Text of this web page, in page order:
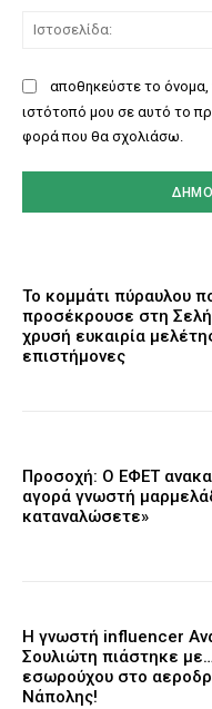
αποθηκεύστε το όνομα,
ιστότοπό μου σε αυτό το
φορά που θα σχολιάσω.
Το κομμάτι πύραυλου
προσέκρουσε στη
χρυσή ευκαιρία
επιστήμονες
Προσοχή: Ο ΕΦΕΤ
αγορά γνωστή
καταναλώσετε»
Η γνωστή influencer
Σουλιώτη πιάστηκε
εσωρούχου στο
Νάπολης!